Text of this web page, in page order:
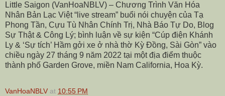
Little Saigon (VanHoaNBLV) – Chương Trình Văn Hóa
Nhân Bản Lạc Việt “live stream” buổi nói chuyện của Tạ
Phong Tần, Cựu Tù Nhân Chính Trị, Nhà Báo Tự Do, Blog
Sự Thật & Công Lý; bình luận về sự kiện “Cúp điện Khánh
Ly & ‘Sự tích’ Hầm gởi xe ở nhà thờ Kỳ Đồng, Sài Gòn” vào
chiều ngày 27 tháng 9 năm 2022 tại một địa điểm thuộc
thành phố Garden Grove, miền Nam California, Hoa Kỳ.
VanHoaNBLV at 10:55 PM